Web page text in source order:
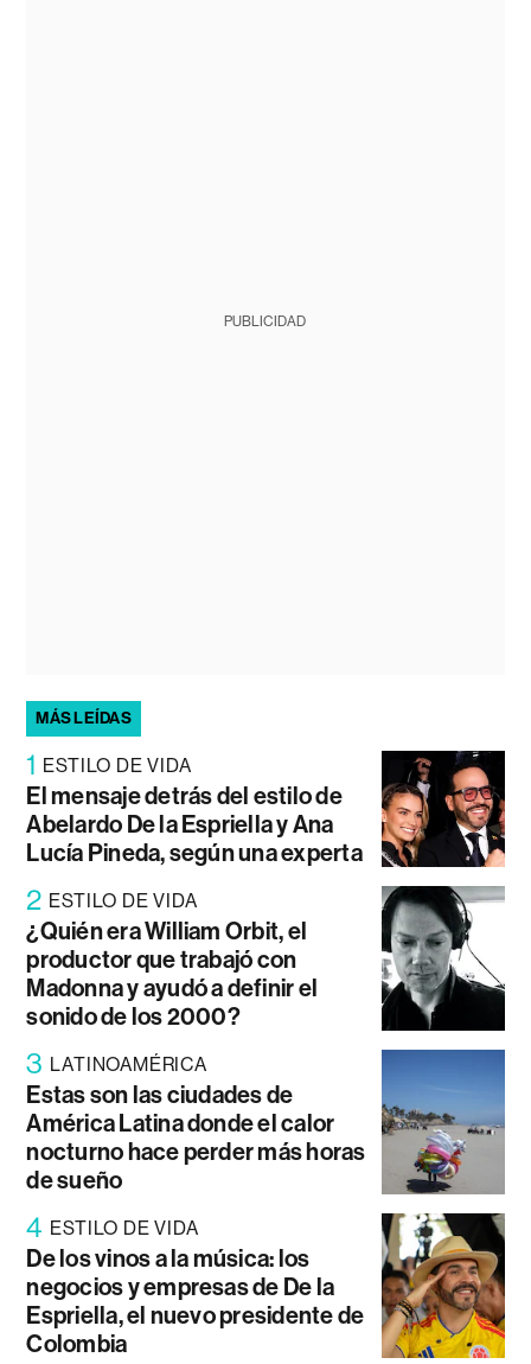
PUBLICIDAD
MÁS LEÍDAS
1 ESTILO DE VIDA
El mensaje detrás del estilo de
Abelardo De la Espriella y Ana
Lucía Pineda, según una experta
2 ESTILO DE VIDA
¿Quién era William Orbit, el
productor que trabajó con
Madonna y ayudó a definir el
sonido de los 2000?
3 LATINOAMÉRICA
Estas son las ciudades de
América Latina donde el calor
nocturno hace perder más horas
de sueño
4 ESTILO DE VIDA
De los vinos a la música: los
negocios y empresas de De la
Espriella, el nuevo presidente de
Colombia